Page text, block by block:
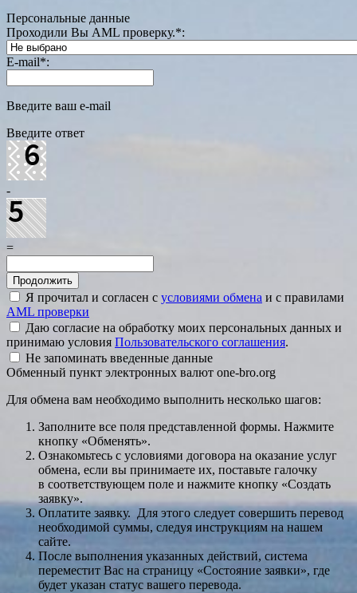
Персональные данные
Проходили Вы AML проверку.*:
E-mail*:
Введите ваш e-mail
Введите ответ
-
=
Я прочитал и согласен с условиями обмена и с правилами
AML проверки
Даю согласие на обработку моих персональных данных и
принимаю условия Пользовательского соглашения.
Не запоминать введенные данные
Обменный пункт электронных валют one-bro.org
Для обмена вам необходимо выполнить несколько шагов:
Заполните все поля представленной формы. Нажмите
кнопку «Обменять».
Ознакомьтесь с условиями договора на оказание услуг
обмена, если вы принимаете их, поставьте галочку
в соответствующем поле и нажмите кнопку «Создать
заявку».
Оплатите заявку. Для этого следует совершить перевод
необходимой суммы, следуя инструкциям на нашем
сайте.
После выполнения указанных действий, система
переместит Вас на страницу «Состояние заявки», где
будет указан статус вашего перевода.